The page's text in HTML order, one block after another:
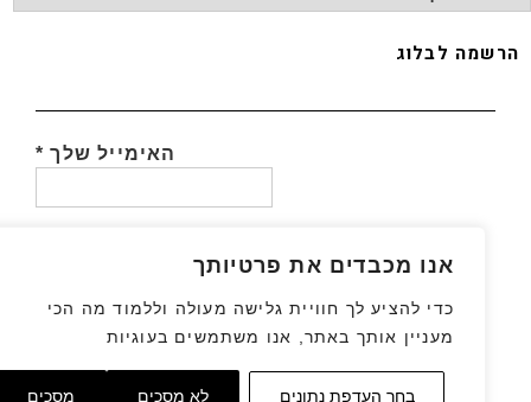
אנו מכבדים את פרטיותך
כדי להציע לך חוויית גלישה מעולה וללמוד מה הכי
מעניין אותך באתר, אנו משתמשים בעוגיות
בחר העדפת נתונים לא מסכים מסכים
לבלוג
האימייל שלך*
גלילה